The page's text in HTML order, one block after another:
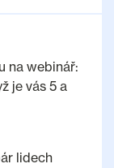
na webinář:
je vás 5 a
lidech